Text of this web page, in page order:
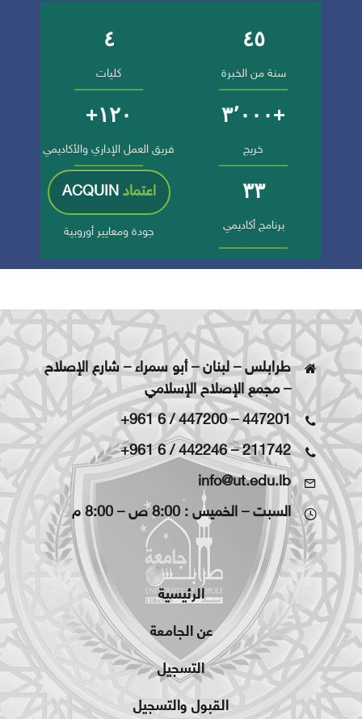
أرقام وإنجازات الجامعة
٤٥
سنة من الخبرة
٤
كليات
+٣٬٠٠٠
خريج
١٢٠+
فريق العمل الإداري والأكاديمي
٣٣
برنامج أكاديمي
اعتمادACQUIN
جودة ومعايير أوروبية
طرابلس – لبنان – أبو سمراء – شارع الإصلاح
– مجمع الإصلاح الإسلامي
+961 6 / 447200–447201
+961 6 / 442246–211742
info@ut.edu.lb
السبت – الخميس : 8:00 ص – 8:00 م
الرئيسية
عن الجامعة
التسجيل
القبول والتسجيل